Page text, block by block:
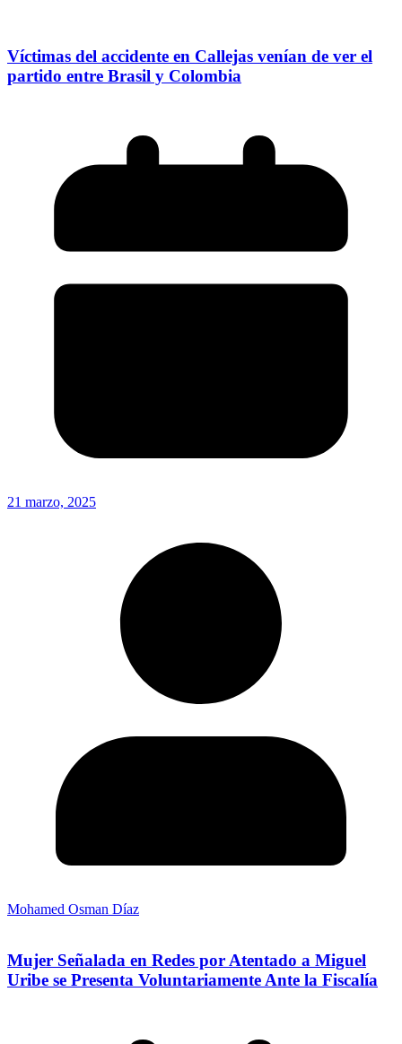
Víctimas del accidente en Callejas venían de ver el
partido entre Brasil y Colombia
21 marzo, 2025
Mohamed Osman Díaz
Mujer Señalada en Redes por Atentado a Miguel
Uribe se Presenta Voluntariamente Ante la Fiscalía